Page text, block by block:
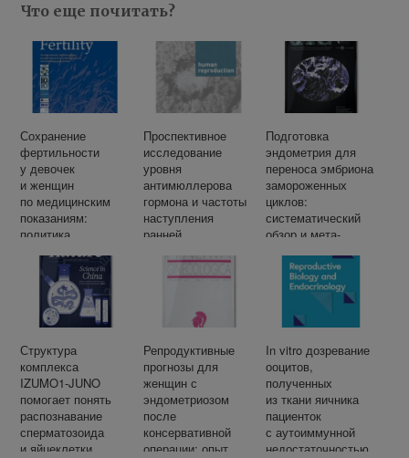
Что еще почитать?
Сохранение
фертильности
у девочек
и женщин
по медицинским
показаниям:
политика
руководство
Британского
общества
фертильности
Проспективное
исследование
уровня
антимюллерова
гормона и частоты
наступления
ранней
менопаузы
Подготовка
эндометрия для
переноса эмбриона
замороженных
циклов:
систематический
обзор и мета-
Структура
комплекса
IZUMO1-JUNO
помогает понять
распознавание
сперматозоида
и яйцеклетки
Репродуктивные
прогнозы для
женщин с
эндометриозом
после
консервативной
операции: опыт
In vitro дозревание
ооцитов,
полученных
из ткани яичника
пациенток
с аутоиммунной
недостаточностью